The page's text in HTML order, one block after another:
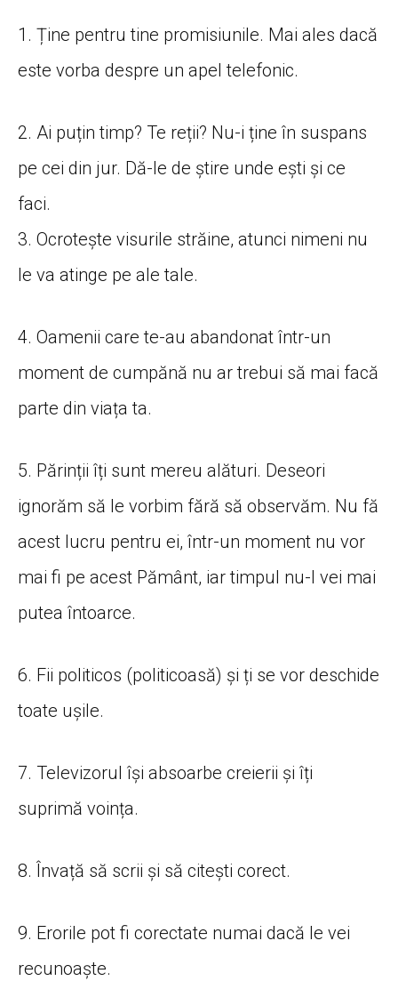
1. Ține pentru tine promisiunile. Mai ales dacă
este vorba despre un apel telefonic.
2. Ai puțin timp? Te reții? Nu-i ține în suspans
pe cei din jur. Dă-le de știre unde ești și ce
faci.
3. Ocrotește visurile străine, atunci nimeni nu
le va atinge pe ale tale.
4. Oamenii care te-au abandonat într-un
moment de cumpănă nu ar trebui să mai facă
parte din viața ta.
5. Părinții îți sunt mereu alături. Deseori
ignorăm să le vorbim fără să observăm. Nu fă
acest lucru pentru ei, într-un moment nu vor
mai fi pe acest Pământ, iar timpul nu-l vei mai
putea întoarce.
6. Fii politicos (politicoasă) și ți se vor deschide
toate ușile.
7. Televizorul își absoarbe creierii și îți
suprimă voința.
8. Învață să scrii și să citești corect.
9. Erorile pot fi corectate numai dacă le vei
recunoaște.